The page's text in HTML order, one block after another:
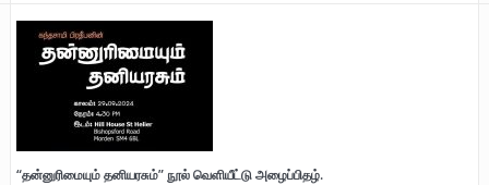
“தன்னுரிமையும் தனியரசும்” நூல் வெளியீட்டு அழைப்பிதழ்.